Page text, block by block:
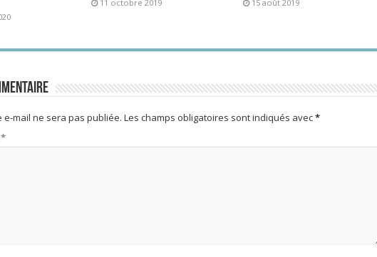
11 octobre 2019 15 août 2019
e-mail ne sera pas publiée. Les champs obligatoires sont indiqués avec*
*